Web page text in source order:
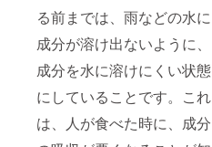
る前までは、雨などの水に
成分が溶け出ないように、
成分を水に溶けにくい状態
にしていることです。これ
は、人が食べた時に、成分